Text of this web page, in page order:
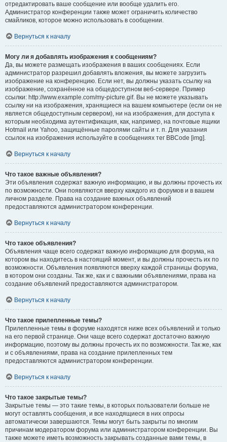
отредактировать ваше сообщение или вообще удалить его.
Администратор конференции также может ограничить количество
смайликов, которое можно использовать в сообщении.
Вернуться к началу
Могу ли я добавлять изображения к сообщениям?
Да, вы можете размещать изображения в ваших сообщениях. Если
администратор разрешил добавлять вложения, вы можете загрузить
изображение на конференцию. Если нет, вы должны указать ссылку на
изображение, сохранённое на общедоступном веб-сервере. Пример
ссылки: http://www.example.com/my-picture.gif. Вы не можете указывать
ссылку ни на изображения, хранящиеся на вашем компьютере (если он не
является общедоступным сервером), ни на изображения, для доступа к
которым необходима аутентификация, как, например, на почтовые ящики
Hotmail или Yahoo, защищённые паролями сайты и т. п. Для указания
ссылок на изображения используйте в сообщениях тег BBCode [img].
Вернуться к началу
Что такое важные объявления?
Эти объявления содержат важную информацию, и вы должны прочесть их
по возможности. Они появляются вверху каждого из форумов и в вашем
личном разделе. Права на создание важных объявлений
предоставляются администратором конференции.
Вернуться к началу
Что такое объявления?
Объявления чаще всего содержат важную информацию для форума, на
котором вы находитесь в настоящий момент, и вы должны прочесть их по
возможности. Объявления появляются вверху каждой страницы форума,
в котором они созданы. Так же, как и с важными объявлениями, права на
создание объявлений предоставляются администратором.
Вернуться к началу
Что такое прилепленные темы?
Прилепленные темы в форуме находятся ниже всех объявлений и только
на его первой странице. Они чаще всего содержат достаточно важную
информацию, поэтому вы должны прочесть их по возможности. Так же, как
и с объявлениями, права на создание прилепленных тем
предоставляются администратором конференции.
Вернуться к началу
Что такое закрытые темы?
Закрытые темы — это такие темы, в которых пользователи больше не
могут оставлять сообщения, и все находящиеся в них опросы
автоматически завершаются. Темы могут быть закрыты по многим
причинам модератором форума или администратором конференции. Вы
также можете иметь возможность закрывать созданные вами темы, в